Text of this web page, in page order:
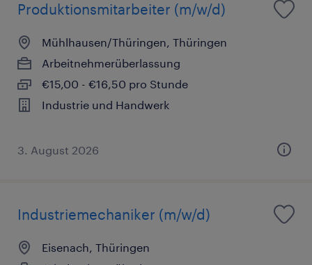
Produktionsmitarbeiter (m/w/d)
Mühlhausen/Thüringen, Thüringen
Arbeitnehmerüberlassung
€15,00 - €16,50 pro Stunde
Industrie und Handwerk
3. August 2026
Industriemechaniker (m/w/d)
Eisenach, Thüringen